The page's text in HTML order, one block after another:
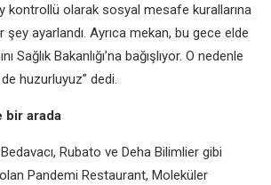
kontrollü olarak sosyal mesafe kurallarına
ayarlandı. Ayrıca mekan, bu gece elde
Sağlık Bakanlığı’na bağışlıyor. O nedenle
huzurluyuz” dedi.
bir arada
Rubato ve Deha Bilimlier gibi
Pandemi Restaurant, Moleküler